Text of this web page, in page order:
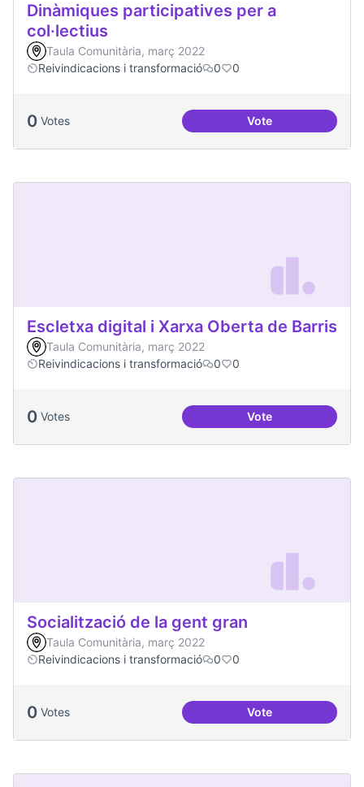
Dinàmiques participatives per a
col·lectius
Taula Comunitària, març 2022
Reivindicacions i transformació
0 0
0 Votes VoteDinàmiques
Escletxa digital i Xarxa Oberta de Barris
Taula Comunitària, març 2022
Reivindicacions i transformació
0 0
0 Votes VoteEscletxa digital i
Socialització de la gent gran
Taula Comunitària, març 2022
Reivindicacions i transformació
0 0
0 Votes VoteSocialització de la